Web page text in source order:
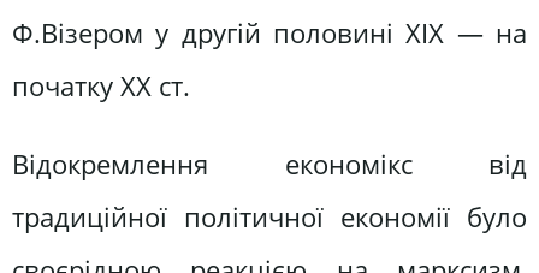
Ф.Візером у другій половині XIX — на
початку XX ст.
Відокремлення економікс від
традиційної політичної економії було